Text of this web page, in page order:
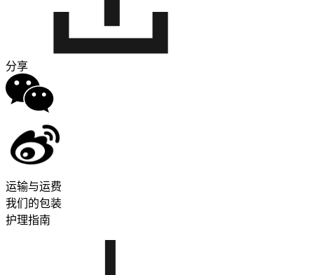
分享
运输与运费
我们的包装
护理指南